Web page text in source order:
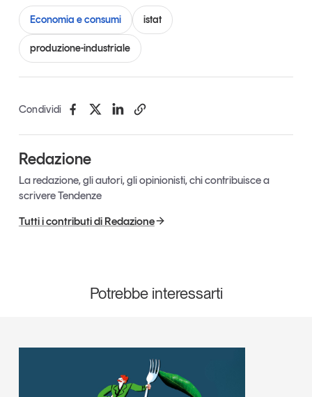
Tendenze è il magazine di GS1 Italy che racconta in
modo indipendente il cambiamento e le sfide del largo
consumatori
GS1 Italy GS1 Italy GS1 Italy
Tendenze
GS1 Italy
Economia e consumi istat
produzione-industriale
Condividi
Redazione
La redazione, gli autori, gli opinionisti, chi contribuisce a
scrivere Tendenze
Tutti i contributi di Redazione
Potrebbe interessarti